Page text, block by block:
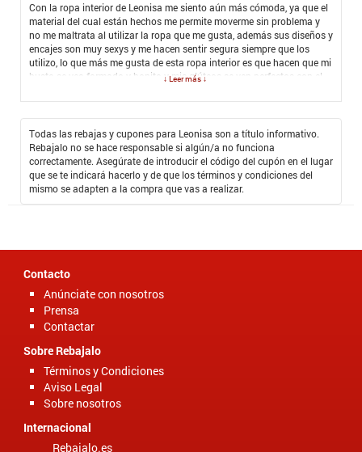
Con la ropa interior de Leonisa me siento aún más cómoda, ya que el
material del cual están hechos me permite moverme sin problema y
no me maltrata al utilizar la ropa que me gusta, además sus diseños y
encajes son muy sexys y me hacen sentir segura siempre que los
utilizo, lo que más me gusta de esta ropa interior es que hacen que mi
busto se vea formado y bonito y mis glúteos se ven perfectos con el
exclusivos los diseños ayudan a ocultar cositas que como mujeres no
queremos que se nos vean. Leonisa es mi tienda de confianza y sé
que siempre me va a ayudar a seleccionar la mejor ropa interior a los
mejores precios, ya que con elCupón Promocional Leonisa
descuentos exclusivos en mis compras, así ahorro dinero y obtengo lo
que más me gusta.
↓ Leer más ↓
Todas las rebajas y cupones para Leonisa son a título informativo.
Rebajalo no se hace responsable si algún/a no funciona
correctamente. Asegúrate de introducir el código del cupón en el lugar
que se te indicará hacerlo y de que los términos y condiciones del
mismo se adapten a la compra que vas a realizar.
Contacto
Anúnciate con nosotros
Prensa
Contactar
Sobre Rebajalo
Términos y Condiciones
Aviso Legal
Sobre nosotros
Internacional
Rebajalo.es